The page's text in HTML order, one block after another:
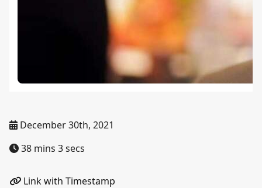
December 30th, 2021
38 mins 3 secs
Link with Timestamp